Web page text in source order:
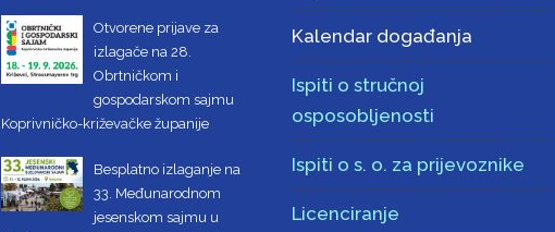
Otvorene prijave za
izlagače na 28.
Obrtničkom i
gospodarskom sajmu
Koprivničko-križevačke županije
Besplatno izlaganje na
33. Međunarodnom
jesenskom sajmu u
Kalendar događanja
Ispiti o stručnoj
osposobljenosti
Ispiti o s. o. za prijevoznike
Licenciranje